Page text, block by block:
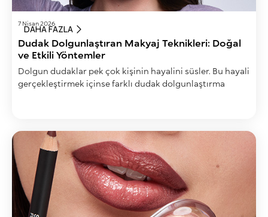
7 Nisan 2026
Dudak Dolgunlaştıran Makyaj Teknikleri: Doğal
ve Etkili Yöntemler
Dolgun dudaklar pek çok kişinin hayalini süsler. Bu hayali
gerçekleştirmek içinse farklı dudak dolgunlaştırma
DAHA FAZLA